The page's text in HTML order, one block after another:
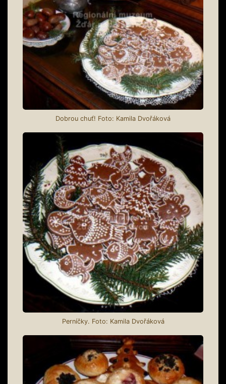
Dobrou chuť! Foto: Kamila Dvořáková
Perníčky. Foto: Kamila Dvořáková